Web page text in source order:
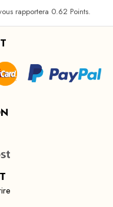
rapportera 0.62 Points.